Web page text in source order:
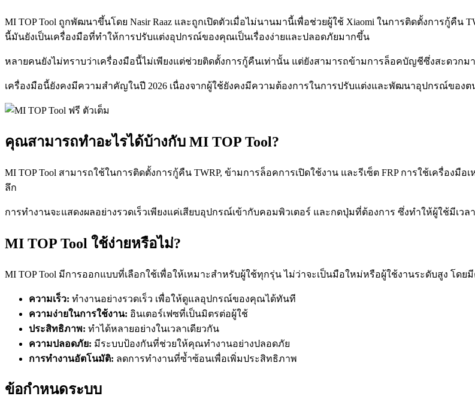
MI TOP Tool ถูกพัฒนาขึ้นโดย Nasir Raaz และถูกเปิดตัวเมื่อไม่นานมานี้เพื่อช่วยผู้ใช้ Xiaomi ในการติดตั้งการกู้คื
นี้มันยังเป็นเครื่องมือที่ทำให้การปรับแต่งอุปกรณ์ของคุณเป็นเรื่องง่ายและปลอดภัยมากขึ้น
หลายคนยังไม่ทราบว่าเครื่องมือนี้ไม่เพียงแต่ช่วยติดตั้งการกู้คืนเท่านั้น แต่ยังสามารถข้ามการล็อคบัญชีซึ่งสะดว
เครื่องมือนี้ยังคงมีความสำคัญในปี 2026 เนื่องจากผู้ใช้ยังคงมีความต้องการในการปรับแต่งและพัฒนาอุปกรณ์ของ
คุณสามารถทำอะไรได้บ้างกับ MI TOP Tool?
MI TOP Tool สามารถใช้ในการติดตั้งการกู้คืน TWRP, ข้ามการล็อคการเปิดใช้งาน และรีเซ็ต FRP การใช้เครื่อง
ลึก
การทำงานจะแสดงผลอย่างรวดเร็วเพียงแค่เสียบอุปกรณ์เข้ากับคอมพิวเตอร์ และกดปุ่มที่ต้องการ ซึ่งทำให้ผู้ใช้มีเว
MI TOP Tool ใช้ง่ายหรือไม่?
MI TOP Tool มีการออกแบบที่เลือกใช้เพื่อให้เหมาะสำหรับผู้ใช้ทุกรุ่น ไม่ว่าจะเป็นมือใหม่หรือผู้ใช้งานระดับสูง โด
ความเร็ว: ทำงานอย่างรวดเร็ว เพื่อให้ดูแลอุปกรณ์ของคุณได้ทันที
ความง่ายในการใช้งาน: อินเตอร์เฟซที่เป็นมิตรต่อผู้ใช้
ประสิทธิภาพ: ทำได้หลายอย่างในเวลาเดียวกัน
ความปลอดภัย: มีระบบป้องกันที่ช่วยให้คุณทำงานอย่างปลอดภัย
การทำงานอัตโนมัติ: ลดการทำงานที่ซ้ำซ้อนเพื่อเพิ่มประสิทธิภาพ
ข้อกำหนดระบบ